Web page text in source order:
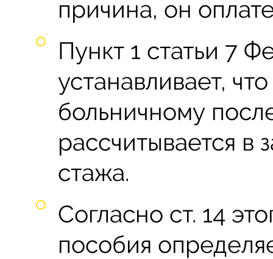
причина, он
Пункт 1 статьи 7
устанавливает,
больничному
рассчитывается в
стажа.
Согласно ст. 14
пособия